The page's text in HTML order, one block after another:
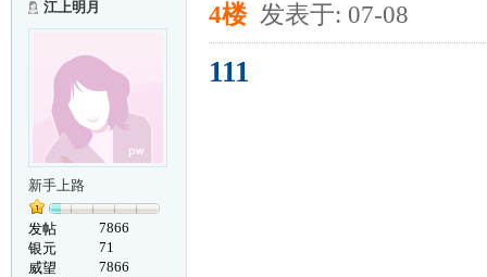
江上明月
新手上路
发帖
7866
银元
71
威望
7866
4楼 发表于: 07-08
111